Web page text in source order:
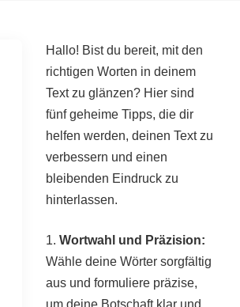
Hallo! Bist du bereit, mit den
richtigen Worten in deinem
Text zu glänzen? Hier sind
fünf geheime Tipps, die dir
helfen werden, deinen Text zu
verbessern und einen
bleibenden Eindruck zu
hinterlassen.
1. Wortwahl und Präzision:
Wähle deine Wörter sorgfältig
aus und formuliere präzise,
um deine Botschaft klar und